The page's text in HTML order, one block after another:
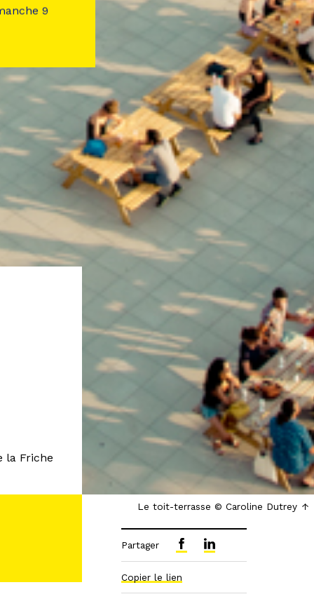
Le toit-terrasse © Caroline Dutrey
la Friche
Partager
Copier le lien
9